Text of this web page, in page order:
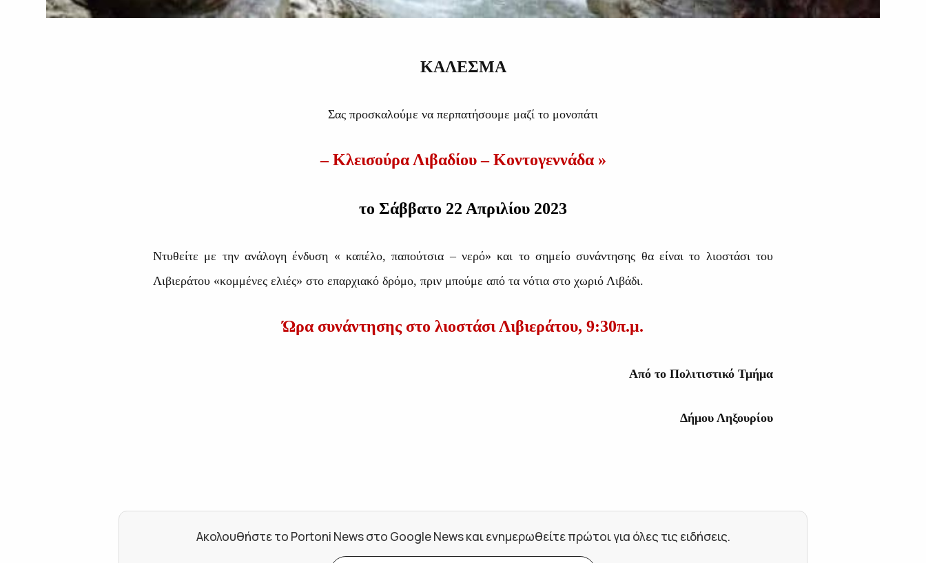
ΚΑΛΕΣΜΑ
Σας προσκαλούμε να περπατήσουμε μαζί το μονοπάτι
– Κλεισούρα Λιβαδίου – Κοντογεννάδα »
το Σάββατο 22 Απριλίου 2023
Ντυθείτε με την ανάλογη ένδυση « καπέλο, παπούτσια – νερό» και το σημείο συνάντησης θα είναι το λιοστάσι του
Λιβιεράτου «κομμένες ελιές» στο επαρχιακό δρόμο, πριν μπούμε από τα νότια στο χωριό Λιβάδι.
Ώρα συνάντησης στο λιοστάσι Λιβιεράτου, 9:30π.μ.
Από το Πολιτιστικό Τμήμα
Δήμου Ληξουρίου
Ακολουθήστε το Portoni News στο Google News και ενημερωθείτε πρώτοι για όλες τις ειδήσεις.